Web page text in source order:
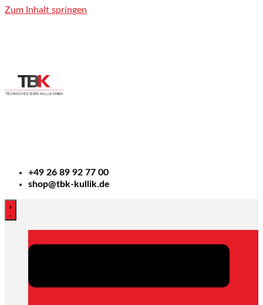
Zum Inhalt springen
+49 26 89 92 77 00
shop@tbk-kullik.de